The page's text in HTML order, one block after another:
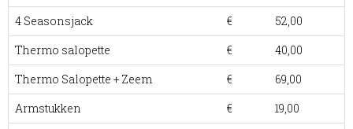
4 Seasonsjack
€ 52,00
Thermo salopette
€ 40,00
Thermo Salopette + Zeem
€ 69,00
Armstukken
€ 19,00